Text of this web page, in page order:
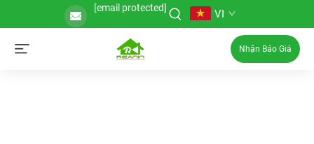
[email protected] VI
Nhận Báo Giá